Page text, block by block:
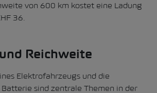
von 600 km kostet eine Ladung
36.
Reichweite
Elektrofahrzeugs und die
sind zentrale Themen in der